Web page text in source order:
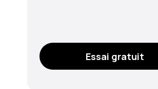
Essai gratuit